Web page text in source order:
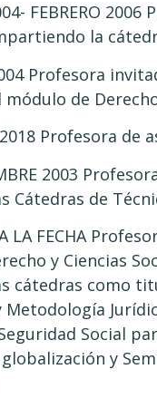
FEBRERO
la
Profesora
de
2018 Profesora de
2003
Cátedras de
LA FECHA
y Ciencias
cátedras como
Metodología
Social
y